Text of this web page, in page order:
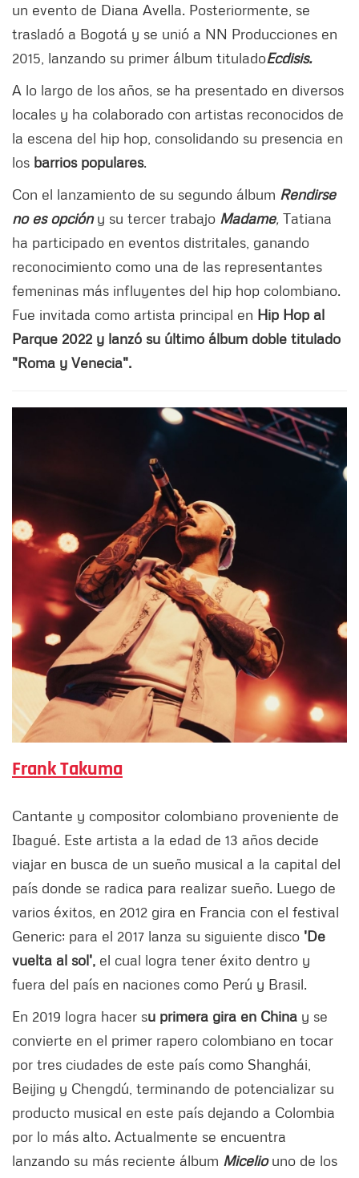
un evento de Diana Avella. Posteriormente, se
trasladó a Bogotá y se unió a NN Producciones en
2015, lanzando su primer álbum tituladoEcdisis.
A lo largo de los años, se ha presentado en diversos
locales y ha colaborado con artistas reconocidos de
la escena del hip hop, consolidando su presencia en
los barrios populares.
Con el lanzamiento de su segundo álbum Rendirse
no es opción y su tercer trabajo Madame, Tatiana
ha participado en eventos distritales, ganando
reconocimiento como una de las representantes
femeninas más influyentes del hip hop colombiano.
Fue invitada como artista principal en Hip Hop al
Parque 2022 y lanzó su último álbum doble titulado
"Roma y Venecia".
Frank Takuma
Cantante y compositor colombiano proveniente de
Ibagué. Este artista a la edad de 13 años decide
viajar en busca de un sueño musical a la capital del
país donde se radica para realizar sueño. Luego de
varios éxitos, en 2012 gira en Francia con el festival
Generic; para el 2017 lanza su siguiente disco 'De
vuelta al sol', el cual logra tener éxito dentro y
fuera del país en naciones como Perú y Brasil.
En 2019 logra hacer su primera gira en China y se
convierte en el primer rapero colombiano en tocar
por tres ciudades de este país como Shanghái,
Beijing y Chengdú, terminando de potencializar su
producto musical en este país dejando a Colombia
por lo más alto. Actualmente se encuentra
lanzando su más reciente álbum Miceliouno de los